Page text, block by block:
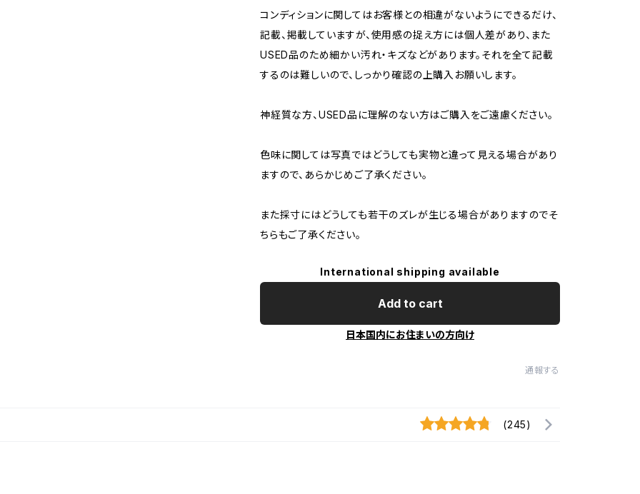
コンディションに関してはお客様との相違がないようにできるだけ、
記載、掲載していますが、使用感の捉え方には個人差があり、また
USED品のため細かい汚れ・キズなどがあります。それを全て記載
するのは難しいので、しっかり確認の上購入お願いします。
神経質な方、USED品に理解のない方はご購入をご遠慮ください。
色味に関しては写真ではどうしても実物と違って見える場合があり
ますので、あらかじめご了承ください。
また採寸にはどうしても若干のズレが生じる場合がありますのでそ
ちらもご了承ください。
International shipping available
Add to cart
日本国内にお住まいの方向け
通報する
(245)